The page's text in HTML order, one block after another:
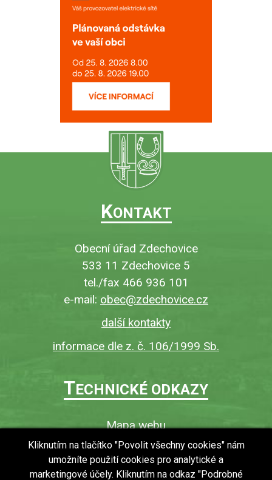
KONTAKT
Obecní úřad Zdechovice
533 11 Zdechovice 5
tel./fax 466 936 101
e-mail: obec@zdechovice.cz
další kontakty
informace dle z. č. 106/1999 Sb.
TECHNICKÉ ODKAZY
Mapa webu
O webu
Povinně zveřejňované informace
Kliknutím na tlačítko "Povolit všechny cookies" nám
umožníte použití cookies pro analytické a
marketingové účely. Kliknutím na odkaz "Podrobné